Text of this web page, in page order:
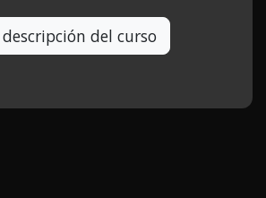
descripción del curso